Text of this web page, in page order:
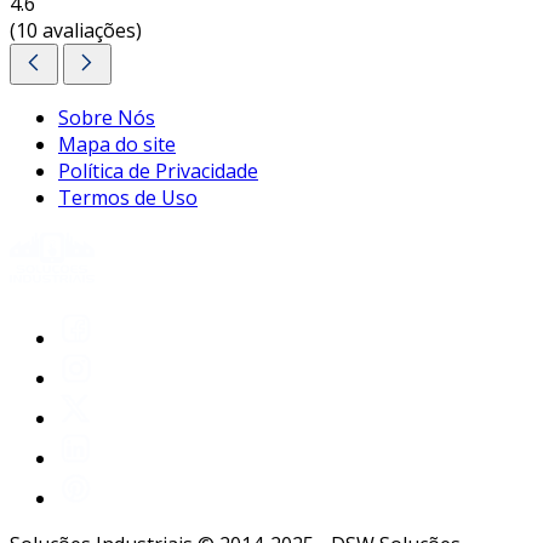
para garantir a excelência operacional da sua
empilhadeira, escolha sempre um filtro
hidráulico de qualidade.
solicite um orçamento personalizado!
(10 avaliações)
Sobre Nós
Mapa do site
Política de Privacidade
Termos de Uso